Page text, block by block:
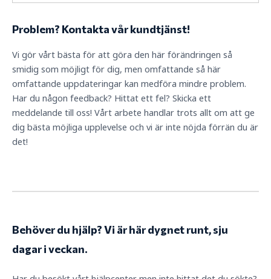
Problem? Kontakta vår kundtjänst!
Vi gör vårt bästa för att göra den här förändringen så
smidig som möjligt för dig, men omfattande så här
omfattande uppdateringar kan medföra mindre problem.
Har du någon feedback? Hittat ett fel? Skicka ett
meddelande till oss! Vårt arbete handlar trots allt om att ge
dig bästa möjliga upplevelse och vi är inte nöjda förrän du är
det!
Behöver du hjälp? Vi är här dygnet runt, sju
dagar i veckan.